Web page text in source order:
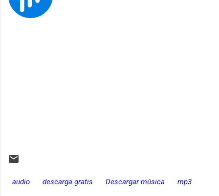
audio descarga gratis Descargar música mp3